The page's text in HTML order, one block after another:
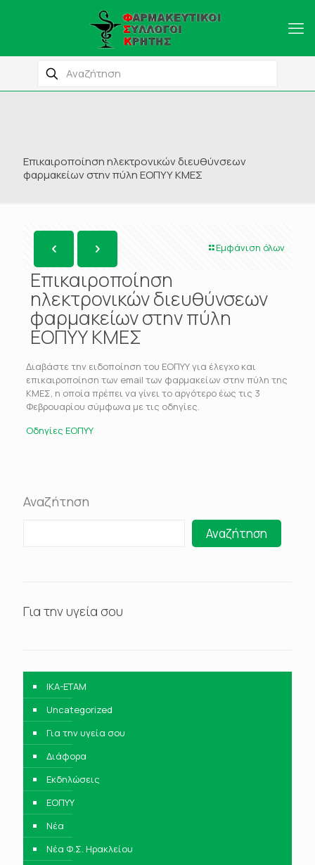
Επικαιροποίηση ηλεκτρονικών διευθύνσεων
φαρμακείων στην πύλη ΕΟΠΥΥ ΚΜΕΣ
Εμφάνιση όλων
Επικαιροποίηση
ηλεκτρονικών διευθύνσεων
φαρμακείων στην πύλη
ΕΟΠΥΥ ΚΜΕΣ
Διαβάστε την ειδοποίηση του ΕΟΠΥΥ για έλεγχο και
επικαιροποίηση των email των φαρμακείων στην πύλη της
ΚΜΕΣ, η οποία πρέπει να γίνει το αργότερο έως τις 3
Φεβρουαρίου σύμφωνα με τις οδηγίες.
Οδηγίες ΕΟΠΥΥ
Αναζήτηση
Αναζήτηση
Για την υγεία σου
IKA-ETAM
Uncategorized
Για την υγεία σου
Διάφορα
Εκδηλώσεις
ΕΟΠΥΥ
Νέα
Νέα Φ.Σ. Ηρακλείου